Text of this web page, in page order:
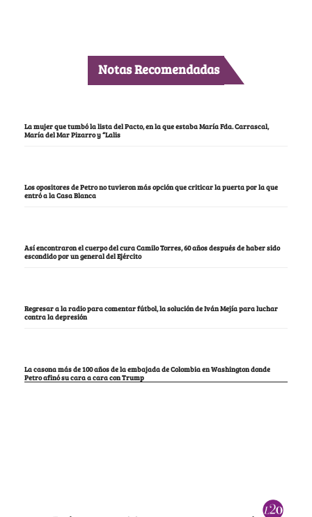
Notas Recomendadas
La mujer que tumbó la lista del Pacto, en la que estaba María Fda. Carrascal,
María del Mar Pizarro y “Lalis
Los opositores de Petro no tuvieron más opción que criticar la puerta por la que
entró a la Casa Blanca
Así encontraron el cuerpo del cura Camilo Torres, 60 años después de haber sido
escondido por un general del Ejército
Regresar a la radio para comentar fútbol, la solución de Iván Mejía para luchar
contra la depresión
La casona más de 100 años de la embajada de Colombia en Washington donde
Petro afinó su cara a cara con Trump